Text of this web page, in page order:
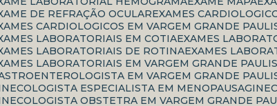
DE REFRAÇÃO OCULAR
EXAMES
CARDIOLOGICOS EM VARGEM GRANDE
LABORATORIAIS EM COTIA EXAMES
LABORATORIAIS DE ROTINA EXAMES
LABORATORIAIS EM VARGEM GRANDE
EM VARGEM GRANDE
ESPECIALISTA EM MENOPAUSA
OBSTETRA EM VARGEM GRANDE